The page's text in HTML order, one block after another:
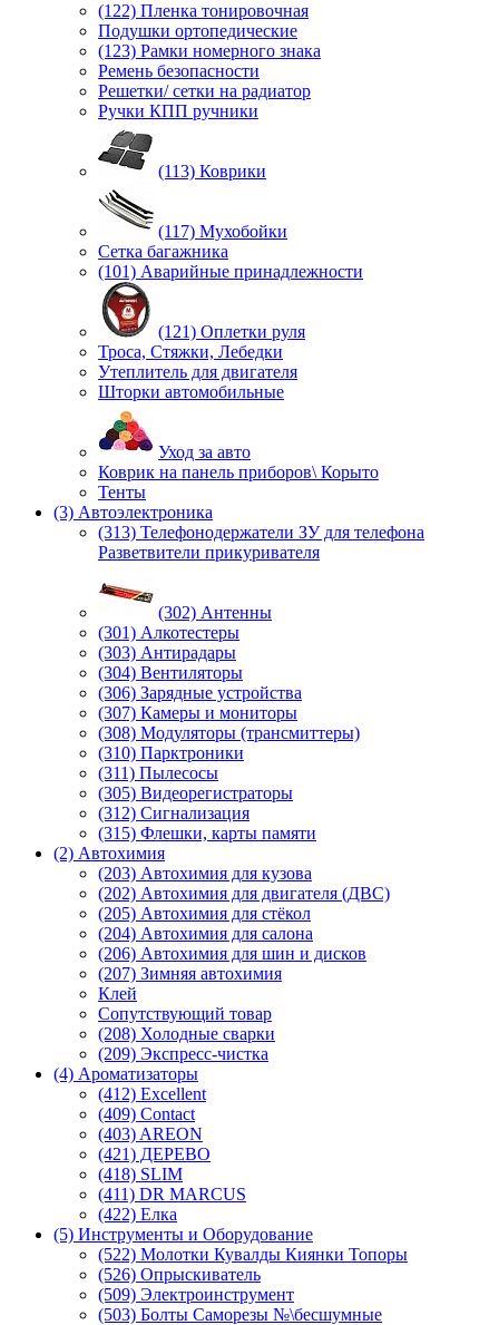
(122) Пленка тонировочная
Подушки ортопедические
(123) Рамки номерного знака
Ремень безопасности
Решетки/ сетки на радиатор
Ручки КПП ручники
(113) Коврики
(117) Мухобойки
Сетка багажника
(101) Аварийные принадлежности
(121) Оплетки руля
Троса, Стяжки, Лебедки
Утеплитель для двигателя
Шторки автомобильные
Уход за авто
Коврик на панель приборов\ Корыто
Тенты
(3) Автоэлектроника
(313) Телефонодержатели ЗУ для телефона
Разветвители прикуривателя
(302) Антенны
(301) Алкотестеры
(303) Антирадары
(304) Вентиляторы
(306) Зарядные устройства
(307) Камеры и мониторы
(308) Модуляторы (трансмиттеры)
(310) Парктроники
(311) Пылесосы
(305) Видеорегистраторы
(312) Сигнализация
(315) Флешки, карты памяти
(2) Автохимия
(203) Автохимия для кузова
(202) Автохимия для двигателя (ДВС)
(205) Автохимия для стёкол
(204) Автохимия для салона
(206) Автохимия для шин и дисков
(207) Зимняя автохимия
Клей
Сопутствующий товар
(208) Холодные сварки
(209) Экспреcс-чистка
(4) Ароматизаторы
(412) Excellent
(409) Contact
(403) AREON
(421) ДЕРЕВО
(418) SLIM
(411) DR MARCUS
(422) Елка
(5) Инструменты и Оборудование
(522) Молотки Кувалды Киянки Топоры
(526) Опрыскиватель
(509) Электроинструмент
(503) Болты Саморезы №\бесшумные